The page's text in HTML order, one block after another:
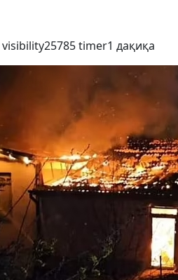
visibility25785timer1 дақиқа